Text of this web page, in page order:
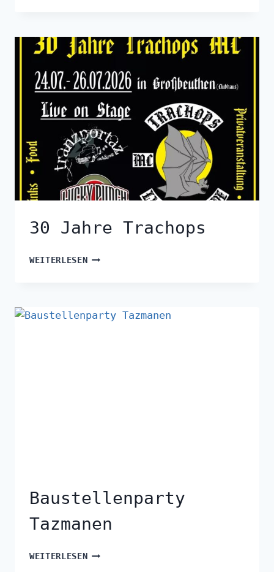
30 Jahre Trachops
WEITERLESEN
Baustellenparty
Tazmanen
WEITERLESEN